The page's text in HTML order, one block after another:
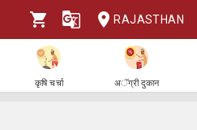
RAJASTHAN
कृषि चर्चा अॅग्री दुकान